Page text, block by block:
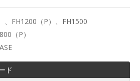
、FH1200（P）、FH1500
（P）
ド